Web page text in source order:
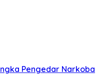
Pengedar Narkoba